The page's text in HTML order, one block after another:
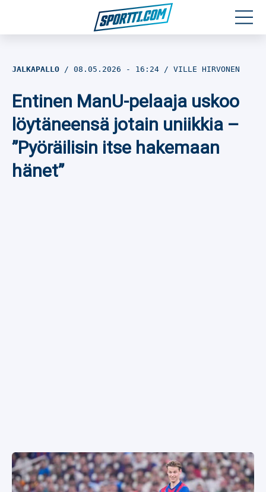
Jalkapallo
Yleisurheilu
Talviurheilu
JALKAPALLO 08.05.2026 - 16:24 VILLE HIRVONEN
Entinen ManU-pelaaja uskoo
löytäneensä jotain uniikkia –
”Pyöräilisin itse hakemaan
hänet”